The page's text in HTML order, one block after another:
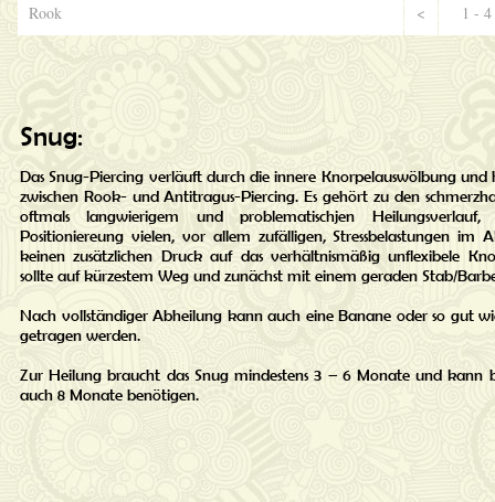
Rook 1 - 4
<
Snug:
Das Snug-Piercing verläuft durch die innere Knorpelauswölbung und
zwischen Rook- und Antitragus-Piercing. Es gehört zu den
oftmals langwierigem und problematischjen
Positioniereung vielen, vor allem zufälligen, Stressbelastungen im
keinen zusätzlichen Druck auf das verhältnismäßig unflexibele
sollte auf kürzestem Weg und zunächst mit einem geraden Stab/
Nach vollständiger Abheilung kann auch eine Banane oder so gut
getragen werden.
Zur Heilung braucht das Snug mindestens 3 – 6 Monate und kann
auch 8 Monate benötigen.